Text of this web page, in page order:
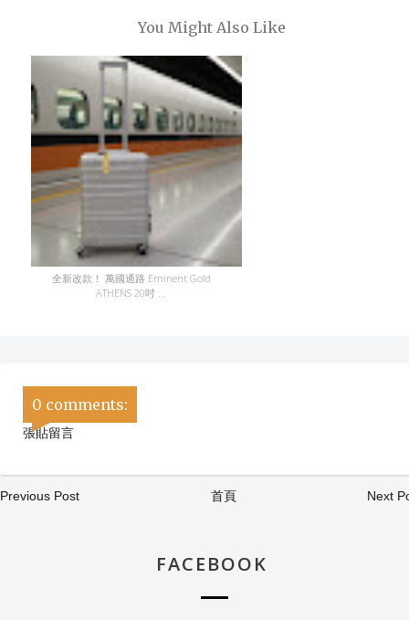
You Might Also Like
全新改款！ 萬國通路 Eminent Gold
ATHENS 20吋 ...
0 comments:
張貼留言
Previous Post 首頁 Next
FACEBOOK